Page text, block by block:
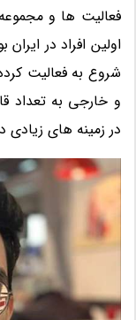
فعالیت ها و
اولین افراد در
شروع به فعالیت
و خارجی به تعداد
در زمینه های زیادی